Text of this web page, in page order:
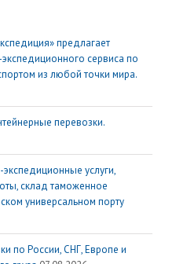
предлагает
сервиса по
из любой точки мира.
перевозки.
услуги,
склад таможенное
универсальном порту
по России, СНГ, Европе и